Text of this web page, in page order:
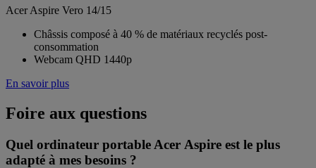
Acer Aspire Vero 14/15
Châssis composé à 40 % de matériaux recyclés post-
consommation
Webcam QHD 1440p
En savoir plus
Foire aux questions
Quel ordinateur portable Acer Aspire est le plus
adapté à mes besoins ?